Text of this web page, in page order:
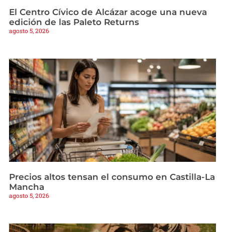
El Centro Cívico de Alcázar acoge una nueva
edición de las Paleto Returns
agosto 5, 2026
Precios altos tensan el consumo en Castilla-La
Mancha
agosto 5, 2026